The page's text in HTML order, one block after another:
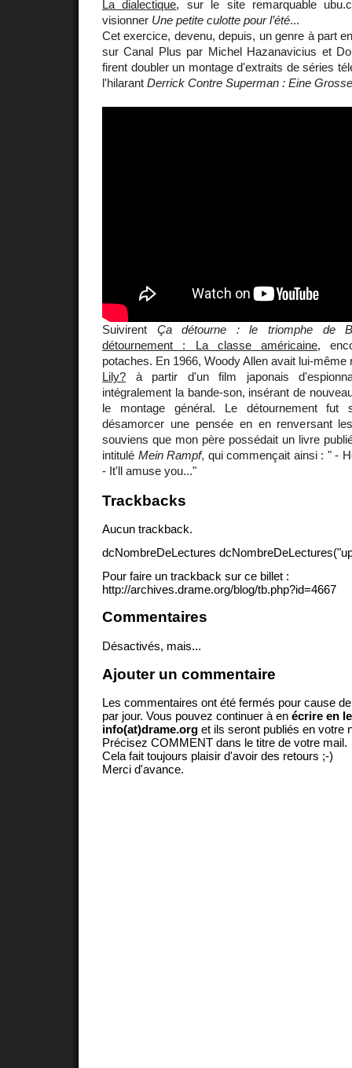
La dialectique, sur le site remarquable
visionner Une petite culotte pour l’été...
Cet exercice, devenu, depuis, un genre à part
sur Canal Plus par Michel Hazanavicius et
firent doubler un montage d'extraits de séries
l'hilarant Derrick Contre Superman : Eine
Suivirent Ça détourne : le triomphe de
détournement : La classe américaine,
potaches. En 1966, Woody Allen avait lui-
Lily? à partir d'un film japonais
intégralement la bande-son, insérant de
le montage général. Le détournement fut
désamorcer une pensée en en renversant
souviens que mon père possédait un livre
intitulé Mein Rampf, qui commençait ainsi : " -
- It'll amuse you..."
Trackbacks
Aucun trackback.
dcNombreDeLectures
Pour faire un trackback sur ce billet :
http://archives.drame.org/blog/tb.php?id=4667
Commentaires
Désactivés, mais...
Ajouter un commentaire
Les commentaires ont été fermés pour cause
par jour. Vous pouvez continuer à en écrire en
info(at)drame.org et ils seront publiés en votre
Précisez COMMENT dans le titre de votre mail.
Cela fait toujours plaisir d'avoir des retours ;-)
Merci d'avance.